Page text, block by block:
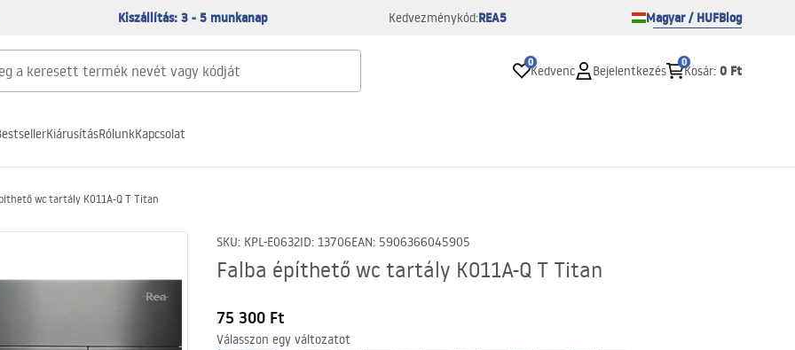
Kiszállítás: 3 - 5 munkanap Kedvezménykód:REA5 Magyar / HUFBlog
0
Kedvenc Bejelentkezés
0
Kosár: 0 Ft
KiárusításRólunkKapcsolat
wc tartály K011A-Q T Titan
SKU: KPL-E0632ID: 13706EAN: 5906366045905
Falba építhető wc tartály K011A-Q T Titan
75 300 Ft
Válasszon egy változatot